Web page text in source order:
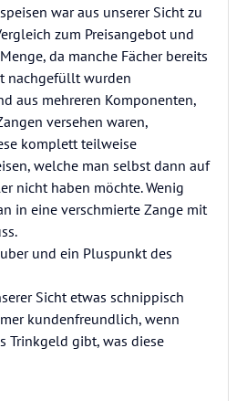
war aus unserer Sicht zu
zum Preisangebot und
da manche Fächer bereits
nachgefüllt wurden
aus mehreren Komponenten,
versehen waren,
komplett teilweise
welche man selbst dann auf
nicht haben möchte. Wenig
in eine verschmierte Zange mit
und ein Pluspunkt des
Sicht etwas schnippisch
kundenfreundlich, wenn
Trinkgeld gibt, was diese